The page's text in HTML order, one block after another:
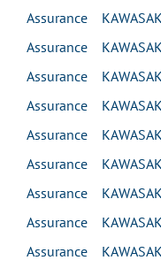
Assurance
Assurance
Assurance
Assurance
Assurance
Assurance
Assurance
Assurance
Assurance